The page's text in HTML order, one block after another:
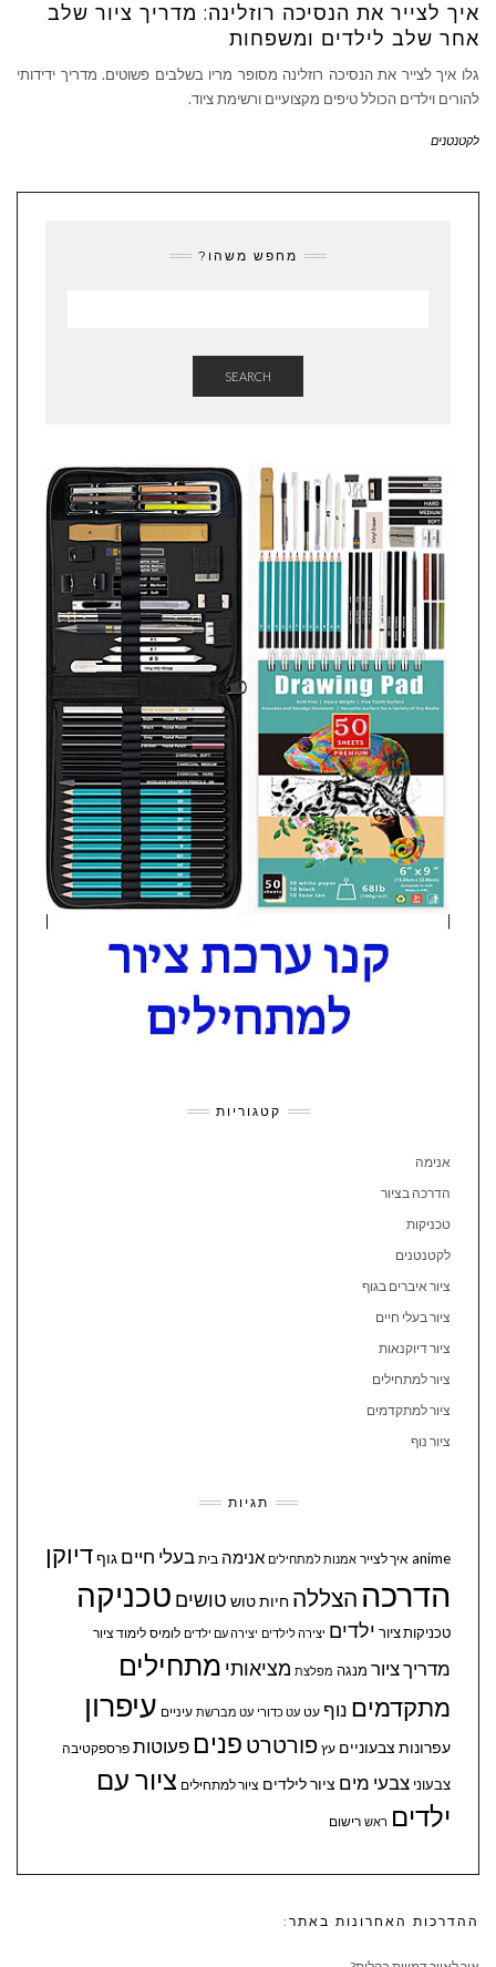
איך לצייר את הנסיכה רוזלינה: מדריך ציור שלב
אחר שלב לילדים ומשפחות
גלו איך לצייר את הנסיכה רוזלינה מסופר מריו בשלבים פשוטים. מדריך ידידותי
להורים וילדים הכולל טיפים מקצועיים ורשימת ציוד.
לקטנטנים
מחפש משהו?
SEARCH
קטגוריות
אנימה
הדרכה בציור
טכניקות
לקטנטנים
ציור איברים בגוף
ציור בעלי חיים
ציור דיוקנאות
ציור למתחילים
ציור למתקדמים
ציור נוף
תגיות
anime איך לצייר אמנות למתחילים אנימה בית בעלי חיים גוףדיוקן
הדרכה הצללה חיותטוש טושים טכניקה
טכניקות ציור ילדים יצירה לילדים יצירה עם ילדים לומיס לימוד ציור
מדריך ציור מנגה מפלצת מציאותי מתחילים
מתקדמים נוף עט עט כדורי עט מברשת עיניים עיפרון
עפרונות צבעוניים עץ פורטרט פנים פעוטות פרספקטיבה
צבעוני צבעי מים ציור לילדים ציור למתחילים ציור עם
ילדים ראש רישום
ההדרכות האחרונות באתר: